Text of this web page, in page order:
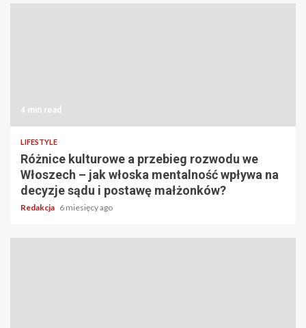
4 min read
LIFESTYLE
Różnice kulturowe a przebieg rozwodu we
Włoszech – jak włoska mentalność wpływa na
decyzje sądu i postawę małżonków?
Redakcja 6 miesięcy ago